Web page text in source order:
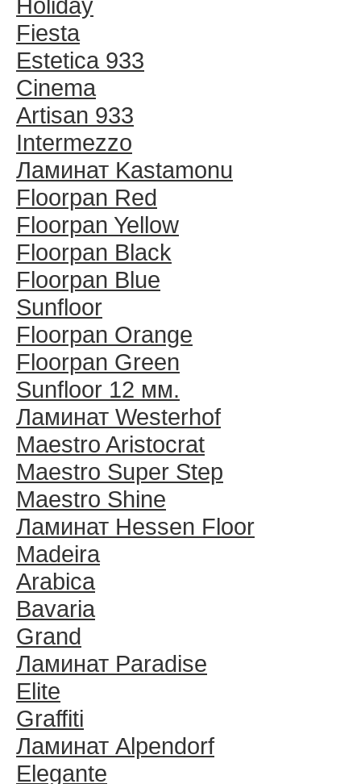
Fiesta
Estetica 933
Cinema
Artisan 933
Intermezzo
Ламинат Kastamonu
Floorpan Red
Floorpan Yellow
Floorpan Black
Floorpan Blue
Sunfloor
Floorpan Orange
Floorpan Green
Sunfloor 12 мм.
Ламинат Westerhof
Maestro Aristocrat
Maestro Super Step
Maestro Shine
Ламинат Hessen Floor
Madeira
Arabica
Bavaria
Grand
Ламинат Paradise
Elite
Graffiti
Ламинат Alpendorf
Elegante